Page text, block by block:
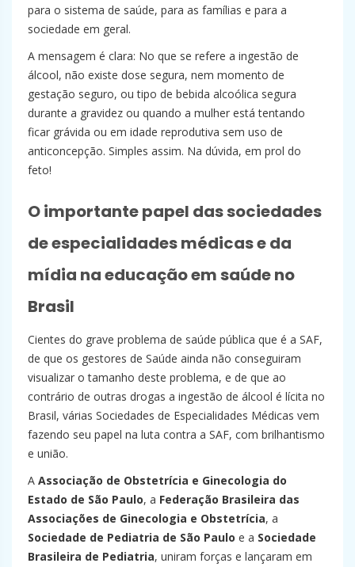
para o sistema de saúde, para as famílias e para a
sociedade em geral.
A mensagem é clara: No que se refere a ingestão de
álcool, não existe dose segura, nem momento de
gestação seguro, ou tipo de bebida alcoólica segura
durante a gravidez ou quando a mulher está tentando
ficar grávida ou em idade reprodutiva sem uso de
anticoncepção. Simples assim. Na dúvida, em prol do
feto!
O importante papel das sociedades
de especialidades médicas e da
mídia na educação em saúde no
Brasil
Cientes do grave problema de saúde pública que é a SAF,
de que os gestores de Saúde ainda não conseguiram
visualizar o tamanho deste problema, e de que ao
contrário de outras drogas a ingestão de álcool é lícita no
Brasil, várias Sociedades de Especialidades Médicas vem
fazendo seu papel na luta contra a SAF, com brilhantismo
e união.
A Associação de Obstetrícia e Ginecologia do
Estado de São Paulo, a Federação Brasileira das
Associações de Ginecologia e Obstetrícia, a
Sociedade de Pediatria de São Paulo e a Sociedade
Brasileira de Pediatria, uniram forças e lançaram em